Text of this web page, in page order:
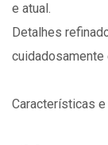
e atual.
Detalhes
cuidadosamente
Características